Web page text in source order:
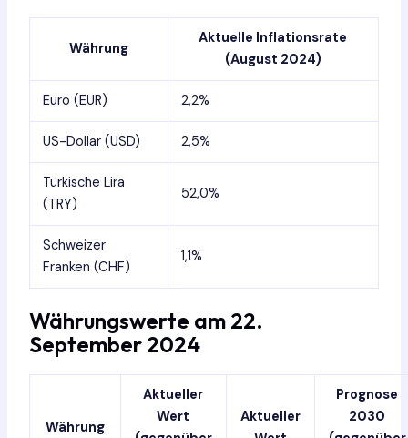
Währung
Aktuelle Inflationsrate
(August 2024)
Euro (EUR) 2,2%
US-Dollar (USD) 2,5%
Türkische Lira
(TRY)
52,0%
Schweizer
Franken (CHF)
1,1%
Währungswerte am 22.
September 2024
Währung
Aktueller
Wert
Aktueller
Prognose
2030